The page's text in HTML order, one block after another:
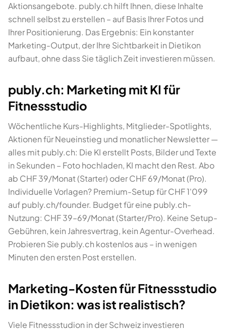
Aktionsangebote. publy.ch hilft Ihnen, diese Inhalte
schnell selbst zu erstellen – auf Basis Ihrer Fotos und
Ihrer Positionierung. Das Ergebnis: Ein konstanter
Marketing-Output, der Ihre Sichtbarkeit in Dietikon
aufbaut, ohne dass Sie täglich Zeit investieren müssen.
publy.ch: Marketing mit KI für
Fitnessstudio
Wöchentliche Kurs-Highlights, Mitglieder-Spotlights,
Aktionen für Neueinstieg und monatlicher Newsletter —
alles mit publy.ch: Die KI erstellt Posts, Bilder und Texte
in Sekunden – Foto hochladen, KI macht den Rest. Abo
ab CHF 39/Monat (Starter) oder CHF 69/Monat (Pro).
Individuelle Vorlagen? Premium-Setup für CHF 1'099
auf publy.ch/founder. Budget für eine publy.ch-
Nutzung: CHF 39–69/Monat (Starter/Pro). Keine Setup-
Gebühren, kein Jahresvertrag, kein Agentur-Overhead.
Probieren Sie publy.ch kostenlos aus – in wenigen
Minuten den ersten Post erstellen.
Marketing-Kosten für Fitnessstudio
in Dietikon: was ist realistisch?
Viele Fitnessstudion in der Schweiz investieren